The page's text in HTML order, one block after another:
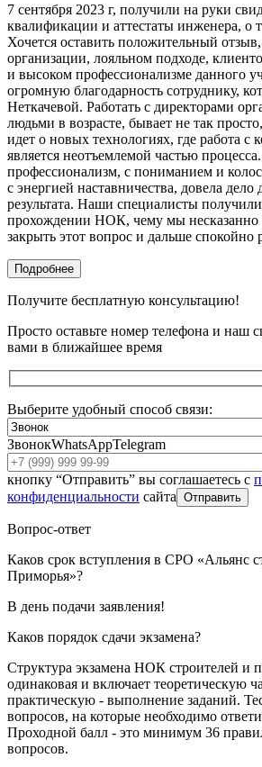
7 сентября 2023 г, получили на руки
квалификации и аттестаты инженера,
Хочется оставить положительный
организации, лояльном подходе,
и высоком профессионализме данного
огромную благодарность сотруднику,
Неткачевой. Работать с директорами
людьми в возрасте, бывает не так
идет о новых технологиях, где работа с
является неотъемлемой частью
профессионализм, с пониманием и
с энергией наставничества, довела
результата. Наши специалисты
прохождении НОК, чему мы
закрыть этот вопрос и дальше спокойно
Подробнее
Получите бесплатную консультацию!
Просто оставьте номер телефона и наш
вами в ближайшее время
Выберите удобный способ связи:
ЗвонокWhatsAppTelegram
кнопку “Отправить” вы соглашаетесь с
конфиденциальности сайта Отправить
Вопрос-ответ
Каков срок вступления в СРО «Альянс
Приморья»?
В день подачи заявления!
Каков порядок сдачи экзамена?
Структура экзамена НОК строителей и
одинаковая и включает теоретическую
практическую - выполнение заданий.
вопросов, на которые необходимо
Проходной балл - это минимум 36
вопросов.